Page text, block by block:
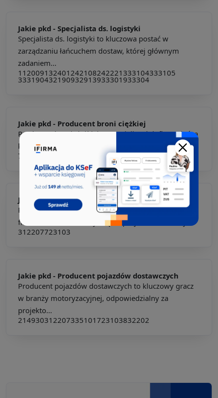
Jakie pkd - Specjalista ds. logistyki
Specjalista ds. logistyki to kluczowa postać w
zarządzaniu łańcuchem dostaw, której głównym
zadaniem...
112009132401 242108242221333104333105
333190432190932913933301 933304
Jakie pkd - Producent broni ciężkiej
Producent broni ciężkiej to specjalista lub firma, która
koncentruje się na projektowaniu, wytwarzan...
754202
Jakie pkd -Producent pojazdów terenowych
Producent pojazdów terenowych to specjalista lub
firma, która koncentruje się na projektowaniu i wyt...
312207723103
Jakie pkd - Producent pojazdów dostawczych
Producent pojazdów dostawczych to kluczowy gracz
w branży motoryzacyjnej, odpowiedzialny za
projekto...
214930312207335101723103832202